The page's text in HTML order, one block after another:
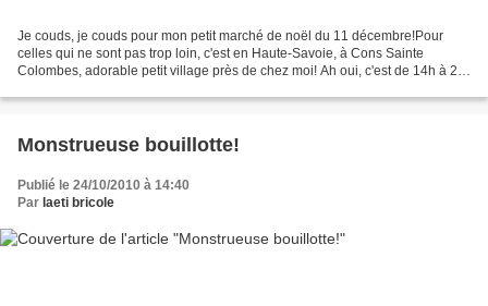
Je couds, je couds pour mon petit marché de noël du 11 décembre!Pour
celles qui ne sont pas trop loin, c'est en Haute-Savoie, à Cons Sainte
Colombes, adorable petit village près de chez moi! Ah oui, c'est de 14h à 21
Monstrueuse bouillotte!
Publié le 24/10/2010 à 14:40
Par laeti bricole